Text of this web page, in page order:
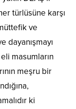
türlüsüne karşı
ve
dayanışmayı
masumların
meşru bir
ki